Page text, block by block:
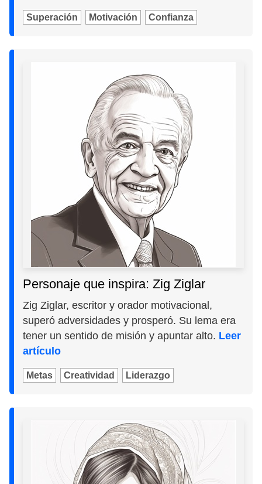
Superación Motivación Confianza
Personaje que inspira: Zig Ziglar
Zig Ziglar, escritor y orador motivacional,
superó adversidades y prosperó. Su lema era
tener un sentido de misión y apuntar alto. Leer
artículo
Metas Creatividad Liderazgo